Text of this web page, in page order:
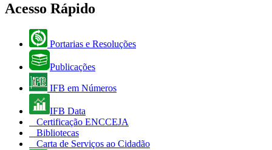
Acesso Rápido
Portarias e Resoluções
Publicações
IFB em Números
IFB Data
Certificação ENCCEJA
Bibliotecas
Carta de Serviços ao Cidadão